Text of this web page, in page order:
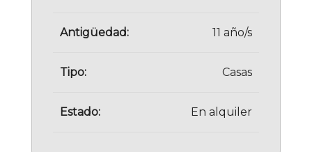
Antigüedad: 11 año/s
Tipo: Casas
Estado: En alquiler